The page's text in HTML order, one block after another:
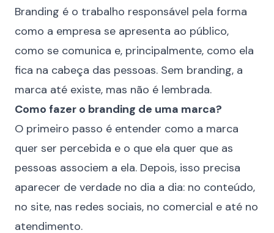
Branding é o trabalho responsável pela forma
como a empresa se apresenta ao público,
como se comunica e, principalmente, como ela
fica na cabeça das pessoas. Sem branding, a
marca até existe, mas não é lembrada.
Como fazer o branding de uma marca?
O primeiro passo é entender como a marca
quer ser percebida e o que ela quer que as
pessoas associem a ela. Depois, isso precisa
aparecer de verdade no dia a dia: no conteúdo,
no site, nas redes sociais, no comercial e até no
atendimento.